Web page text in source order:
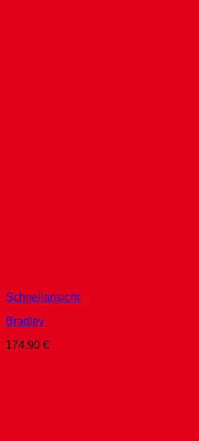
Schnellansicht
Bradley
174,90 €